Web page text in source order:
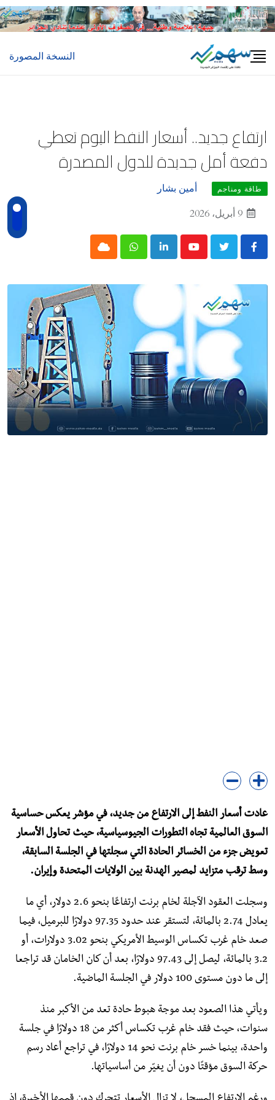
Skip
to
النسخة المصورة
ارتفاع جديد.. أسعار النفط اليوم تعطي
دفعة أمل جديدة للدول المصدرة
طاقة ومناجم
أمين بشار
9 أبريل، 2026
Youtube
LinkedIn
Whatsapp
Cloud
عادت أسعار النفط إلى الارتفاع من جديد، في مؤشر يعكس حساسية
السوق العالمية تجاه التطورات الجيوسياسية، حيث تحاول الأسعار
تعويض جزء من الخسائر الحادة التي سجلتها في الجلسة السابقة،
وسط ترقب متزايد لمصير الهدنة بين الولايات المتحدة وإيران.
وسجلت العقود الآجلة لخام برنت ارتفاعًا بنحو 2.6 دولار، أي ما
يعادل 2.74 بالمائة، لتستقر عند حدود 97.35 دولارًا للبرميل، فيما
صعد خام غرب تكساس الوسيط الأمريكي بنحو 3.02 دولارات، أو
3.2 بالمائة، ليصل إلى 97.43 دولارًا، بعد أن كان الخامان قد تراجعا
إلى ما دون مستوى 100 دولار في الجلسة الماضية.
ويأتي هذا الصعود بعد موجة هبوط حادة تعد من الأكبر منذ
سنوات، حيث فقد خام غرب تكساس أكثر من 18 دولارًا في جلسة
واحدة، بينما خسر خام برنت نحو 14 دولارًا، في تراجع أعاد رسم
حركة السوق مؤقتًا دون أن يغيّر من أساسياتها.